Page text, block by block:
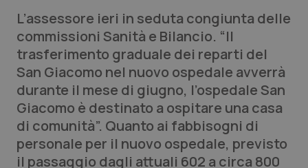
Lettere al direttore
Edizioni Regionali
QS Pro
Professionisti Sanitari.AI
Abruzzo
QS Pro Gold
L’assessore ieri in seduta congiunta delle
commissioni Sanità e Bilancio. “Il
trasferimento graduale dei reparti del
San Giacomo nel nuovo ospedale avverrà
durante il mese di giugno, l’ospedale San
Giacomo è destinato a ospitare una casa
di comunità”. Quanto ai fabbisogni di
personale per il nuovo ospedale, previsto
il passaggio dagli attuali 602 a circa 800